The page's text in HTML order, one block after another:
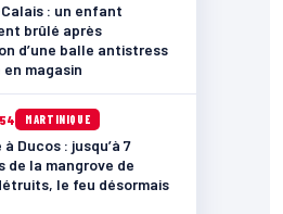
: un enfant
brûlé après
d’une balle antistress
magasin
MARTINIQUE
Ducos : jusqu’à 7
de la mangrove de
le feu désormais